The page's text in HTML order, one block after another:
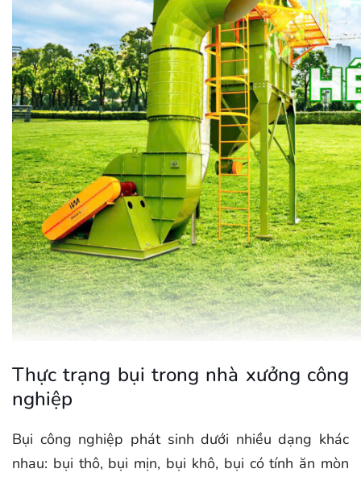
Thực trạng bụi trong nhà xưởng công
nghiệp
Bụi công nghiệp phát sinh dưới nhiều dạng khác
nhau: bụi thô, bụi mịn, bụi khô, bụi có tính ăn mòn